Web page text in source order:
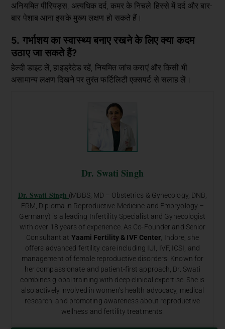
अनियमित पीरियड्स, अत्यधिक दर्द, कमर के निचले हिस्से में दर्द और बार-
बार पेशाब आना इसके मुख्य लक्षण हो सकते हैं।
5. गर्भाशय का स्वास्थ्य बनाए रखने के लिए क्या कदम
उठाए जा सकते हैं?
हेल्दी डाइट लें, हाइड्रेटेड रहें, नियमित जांच कराएं और किसी भी
असामान्य लक्षण दिखने पर तुरंत फर्टिलिटी एक्सपर्ट से सलाह लें।
Dr. Swati Singh
Dr. Swati Singh (MBBS, MD – Obstetrics & Gynecology, DNB,
FRM, Diploma in Reproductive Medicine and Embryology –
Germany) is a leading Infertility Specialist and Gynecologist
with over 18 years of experience. As Co-Founder and Senior
Consultant at Yaami Fertility & IVF Center , Indore, she
offers advanced fertility care including IUI, IVF, ICSI, and
management of female reproductive disorders. Known for
her compassionate and patient-first approach, Dr. Swati
combines global training with deep clinical expertise. She is
also actively involved in women’s health advocacy, medical
research, and promoting awareness about reproductive
wellness and fertility treatments.